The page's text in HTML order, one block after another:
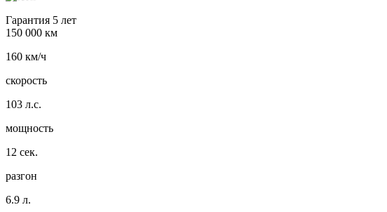
Гарантия 5 лет
150 000 км
160 км/ч
скорость
103 л.с.
мощность
12 сек.
разгон
6.9 л.